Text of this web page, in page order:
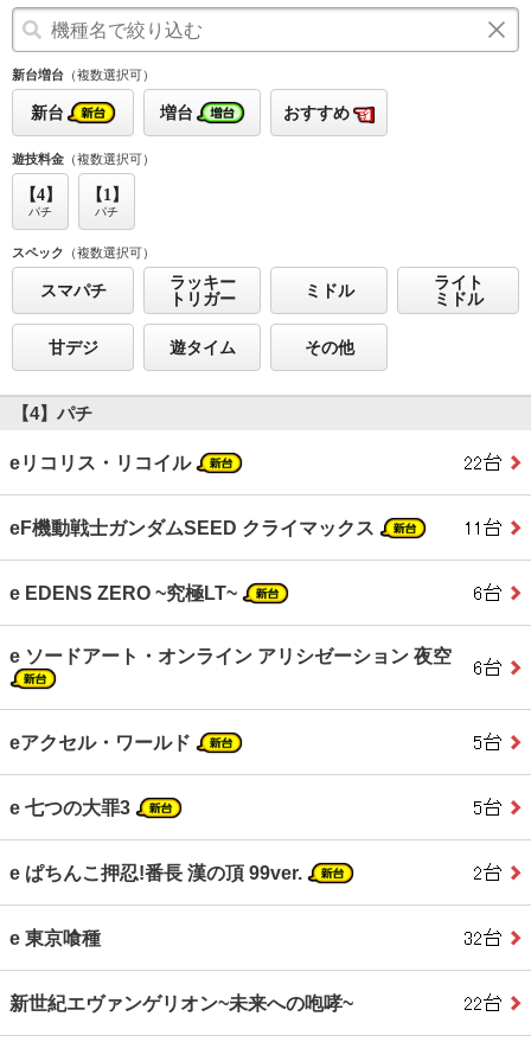
新台増台 （複数選択可）
新台 増台 おすすめ
遊技料金 （複数選択可）
【4】
パチ
【1】
パチ
スペック （複数選択可）
スマパチ
ラッキー
トリガー
ミドル
ライト
ミドル
甘デジ 遊タイム その他
【4】パチ
eリコリス・リコイル
eF機動戦士ガンダムSEED クライマックス
e EDENS ZERO ~究極LT~
e ソードアート・オンライン アリシゼーション 夜空
eアクセル・ワールド
e 七つの大罪3
e ぱちんこ押忍!番長 漢の頂 99ver.
e 東京喰種
新世紀エヴァンゲリオン~未来への咆哮~